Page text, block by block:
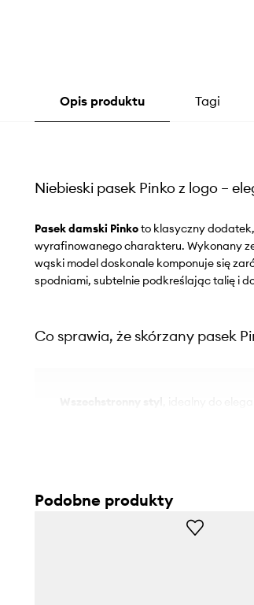
Opis produktu Tagi
Niebieski pasek Pinko z logo –
Pasek damski Pinkoto klasyczny
wyrafinowanego charakteru. Wykonany
wąski model doskonale komponuje się
spodniami, subtelnie podkreślając talię i
Co sprawia, że skórzany pasek
Wąski profil (2 cm), który subtelnie
Podobne produkty